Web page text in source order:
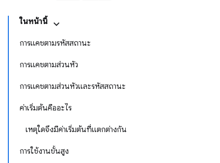
ในหน้านี้
การแคชตามรหัสสถานะ
การแคชตามส่วนหัว
การแคชตามส่วนหัวและรหัสสถานะ
ค่าเริ่มต้นคืออะไร
เหตุใดจึงมีค่าเริ่มต้นที่แตกต่างกัน
การใช้งานขั้นสูง